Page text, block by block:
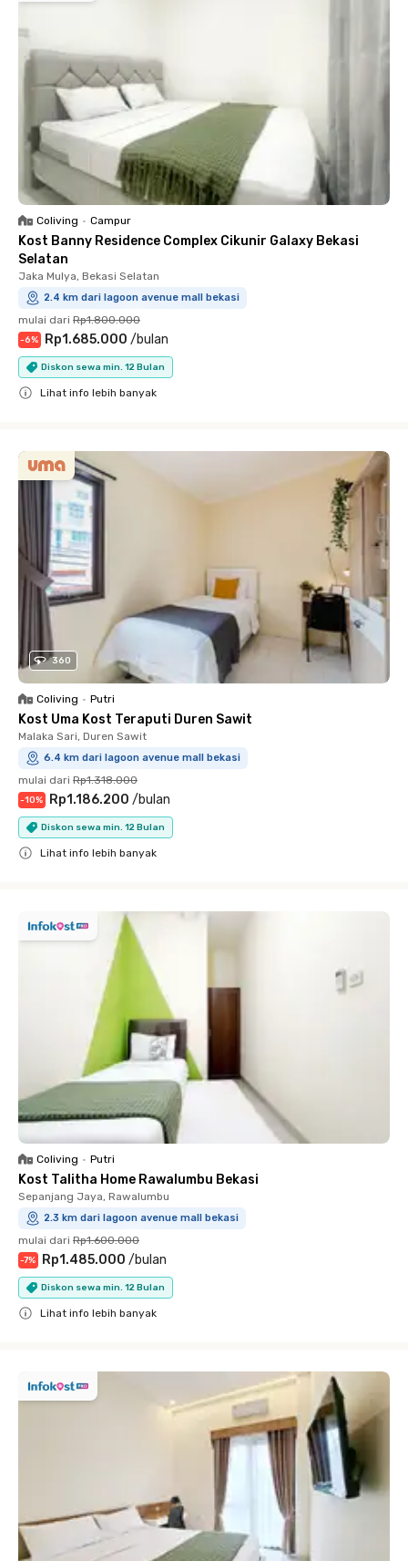
Coliving • Campur
Kost Banny Residence Complex Cikunir Galaxy Bekasi
Selatan
Jaka Mulya, Bekasi Selatan
2.4 km dari lagoon avenue mall bekasi
mulai dari Rp1.800.000
-6% Rp1.685.000 /bulan
Diskon sewa min. 12 Bulan
Lihat info lebih banyak
360
Coliving • Putri
Kost Uma Kost Teraputi Duren Sawit
Malaka Sari, Duren Sawit
6.4 km dari lagoon avenue mall bekasi
mulai dari Rp1.318.000
-10% Rp1.186.200 /bulan
Diskon sewa min. 12 Bulan
Lihat info lebih banyak
Coliving • Putri
Kost Talitha Home Rawalumbu Bekasi
Sepanjang Jaya, Rawalumbu
2.3 km dari lagoon avenue mall bekasi
mulai dari Rp1.600.000
-7% Rp1.485.000 /bulan
Diskon sewa min. 12 Bulan
Lihat info lebih banyak